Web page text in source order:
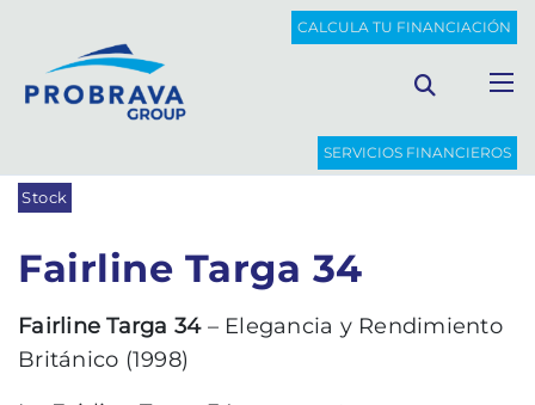
CALCULA TU FINANCIACIÓN
SERVICIOS FINANCIEROS
FAIRLINE TARGA 34
Volver al listado
Stock
Fairline Targa 34
Fairline Targa 34 – Elegancia y Rendimiento
Británico (1998)